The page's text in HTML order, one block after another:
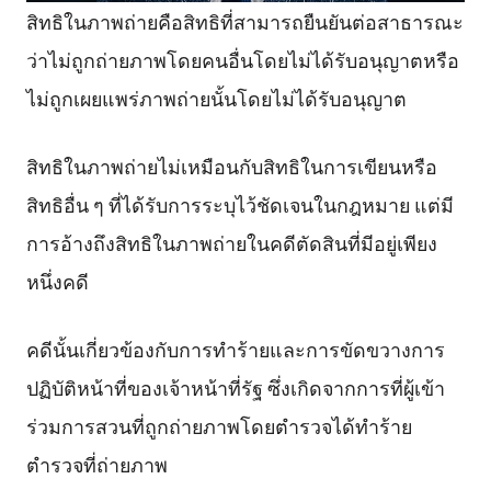
สิทธิในภาพถ่ายคือสิทธิที่สามารถยืนยันต่อสาธารณะ
ว่าไม่ถูกถ่ายภาพโดยคนอื่นโดยไม่ได้รับอนุญาตหรือ
ไม่ถูกเผยแพร่ภาพถ่ายนั้นโดยไม่ได้รับอนุญาต
สิทธิในภาพถ่ายไม่เหมือนกับสิทธิในการเขียนหรือ
สิทธิอื่น ๆ ที่ได้รับการระบุไว้ชัดเจนในกฎหมาย แต่มี
การอ้างถึงสิทธิในภาพถ่ายในคดีตัดสินที่มีอยู่เพียง
หนึ่งคดี
คดีนั้นเกี่ยวข้องกับการทำร้ายและการขัดขวางการ
ปฏิบัติหน้าที่ของเจ้าหน้าที่รัฐ ซึ่งเกิดจากการที่ผู้เข้า
ร่วมการสวนที่ถูกถ่ายภาพโดยตำรวจได้ทำร้าย
ตำรวจที่ถ่ายภาพ